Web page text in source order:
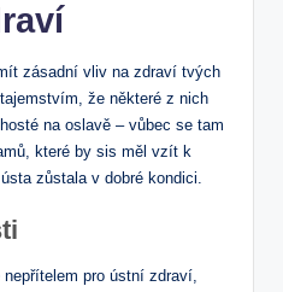
zásadní vliv na zdraví tvých
že některé z nich
na oslavě – vůbec se tam
které ​by sis ⁤měl vzít k
zůstala v‌ dobré kondici.
pro ústní zdraví,